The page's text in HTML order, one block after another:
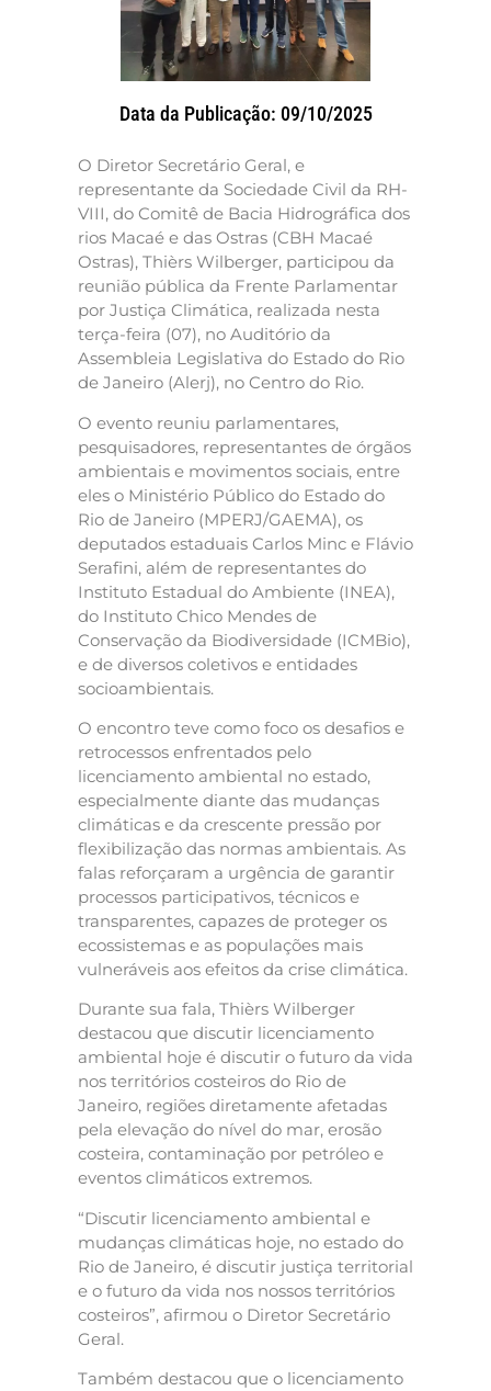
Data da Publicação: 09/10/2025
O Diretor Secretário Geral, e
representante da Sociedade Civil da RH-
VIII, do Comitê de Bacia Hidrográfica dos
rios Macaé e das Ostras (CBH Macaé
Ostras), Thièrs Wilberger, participou da
reunião pública da Frente Parlamentar
por Justiça Climática, realizada nesta
terça-feira (07), no Auditório da
Assembleia Legislativa do Estado do Rio
de Janeiro (Alerj), no Centro do Rio.
O evento reuniu parlamentares,
pesquisadores, representantes de órgãos
ambientais e movimentos sociais, entre
eles o Ministério Público do Estado do
Rio de Janeiro (MPERJ/GAEMA), os
deputados estaduais Carlos Minc e Flávio
Serafini, além de representantes do
Instituto Estadual do Ambiente (INEA),
do Instituto Chico Mendes de
Conservação da Biodiversidade (ICMBio),
e de diversos coletivos e entidades
socioambientais.
O encontro teve como foco os desafios e
retrocessos enfrentados pelo
licenciamento ambiental no estado,
especialmente diante das mudanças
climáticas e da crescente pressão por
flexibilização das normas ambientais. As
falas reforçaram a urgência de garantir
processos participativos, técnicos e
transparentes, capazes de proteger os
ecossistemas e as populações mais
vulneráveis aos efeitos da crise climática.
Durante sua fala, Thièrs Wilberger
destacou que discutir licenciamento
ambiental hoje é discutir o futuro da vida
nos territórios costeiros do Rio de
Janeiro, regiões diretamente afetadas
pela elevação do nível do mar, erosão
costeira, contaminação por petróleo e
eventos climáticos extremos.
“Discutir licenciamento ambiental e
mudanças climáticas hoje, no estado do
Rio de Janeiro, é discutir justiça territorial
e o futuro da vida nos nossos territórios
costeiros”, afirmou o Diretor Secretário
Geral.
Também destacou que o licenciamento